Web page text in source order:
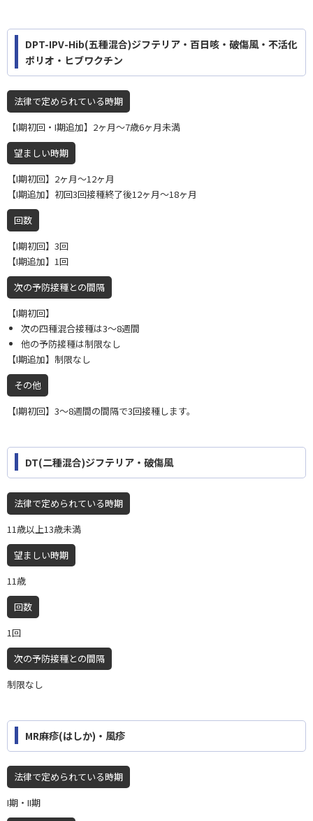
DPT-IPV-Hib(五種混合)ジフテリア・百日咳・破傷風・不活化
ポリオ・ヒブワクチン
法律で定められている時期
【I期初回・I期追加】2ヶ月〜7歳6ヶ月未満
望ましい時期
【I期初回】2ヶ月〜12ヶ月
【I期追加】初回3回接種終了後12ヶ月〜18ヶ月
回数
【I期初回】3回
【I期追加】1回
次の予防接種との間隔
【I期初回】
次の四種混合接種は3〜8週間
他の予防接種は制限なし
【I期追加】制限なし
その他
【I期初回】3〜8週間の間隔で3回接種します。
DT(二種混合)ジフテリア・破傷風
法律で定められている時期
11歳以上13歳未満
望ましい時期
11歳
回数
1回
次の予防接種との間隔
制限なし
MR麻疹(はしか)・風疹
法律で定められている時期
I期・II期